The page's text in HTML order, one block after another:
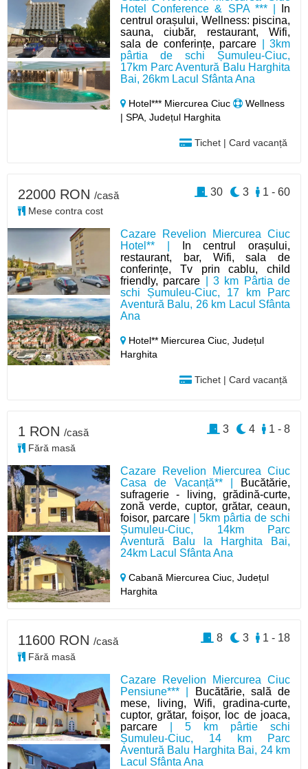
Hotel Conference & SPA *** |
In
centrul orașului, Wellness: piscina,
sauna, ciubăr, restaurant, Wifi,
sala de conferințe, parcare | 3km
pârtia de schi Șumuleu-Ciuc,
17km Parc Aventură Balu Harghita
Bai, 26km Lacul Sfânta Ana
Hotel*** Miercurea Ciuc
Wellness
| SPA, Județul Harghita
Tichet | Card vacanță
Cazare Revelion Miercurea Ciuc
Hotel** |
In centrul orașului,
restaurant, bar, Wifi, sala de
conferințe, Tv prin cablu, child
friendly, parcare | 3 km Pârtia de
schi Șumuleu-Ciuc, 17 km Parc
Aventură Balu, 26 km Lacul Sfânta
Ana
Hotel** Miercurea Ciuc,Județul
Harghita
Tichet | Card vacanță
22000 RON /casă
Mese contra cost
1 - 60
3
30
Cazare Revelion Miercurea Ciuc
Casa de Vacanță** |
Bucătărie,
sufragerie - living, grădină-curte,
zonă verde, cuptor, grătar, ceaun,
foisor, parcare | 5km pârtia de schi
Șumuleu-Ciuc, 14km Parc
Aventură Balu la Harghita Bai,
24km Lacul Sfânta Ana
Cabană Miercurea Ciuc,Județul
Harghita
1 RON /casă
Fără masă
1 - 8
4
3
Cazare Revelion Miercurea Ciuc
Pensiune*** |
Bucătărie, sală de
mese, living, Wifi, gradina-curte,
cuptor, grătar, foișor, loc de joaca,
parcare | 5 km pârtie schi
Șumuleu-Ciuc, 14 km Parc
Aventură Balu Harghita Bai, 24 km
Lacul Sfânta Ana
11600 RON /casă
Fără masă
1 - 18
3
8